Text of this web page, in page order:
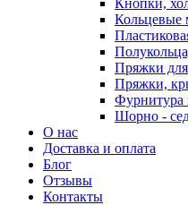
Кнопки,
Кольцевые
Пряжки
Пряжки,
Фурнитура
Шорно -
О нас
Доставка и оплата
Блог
Отзывы
Контакты